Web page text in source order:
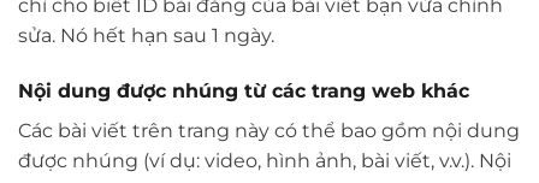
chỉ cho biết ID bài đăng của bài viết bạn vừa chỉnh
sửa. Nó hết hạn sau 1 ngày.
Nội dung được nhúng từ các trang web khác
Các bài viết trên trang này có thể bao gồm nội dung
được nhúng (ví dụ: video, hình ảnh, bài viết, v.v.). Nội